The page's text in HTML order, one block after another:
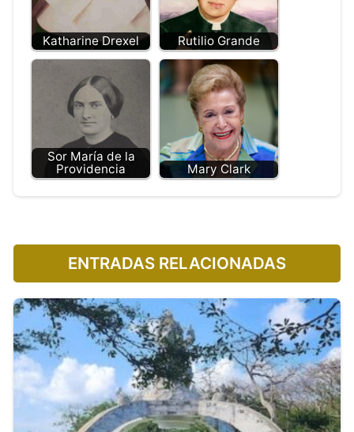
Katharine Drexel Rutilio Grande
Sor María de la
Providencia
Mary Clark
ENTRADAS RELACIONADAS